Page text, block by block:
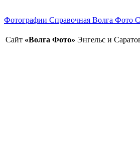
Фотографии Справочная Волга Фото
Сайт «Волга Фото» Энгельс и